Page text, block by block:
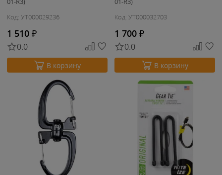
Код: УТ000029236
1 510 ₽
0.0
В корзину
Код: УТ000032703
1 700 ₽
0.0
В корзину